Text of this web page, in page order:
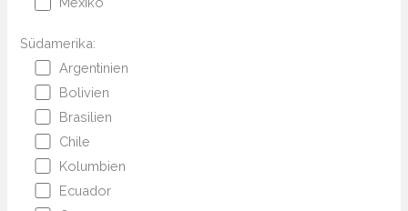
Südamerika:
Argentinien
Bolivien
Brasilien
Chile
Kolumbien
Ecuador